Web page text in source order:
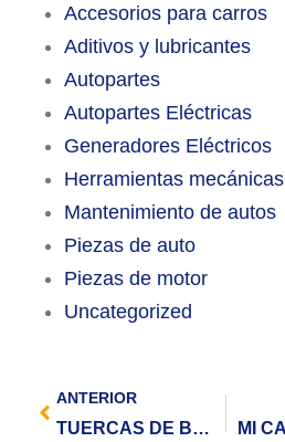
Accesorios para carros
Aditivos y lubricantes
Autopartes
Autopartes Eléctricas
Generadores Eléctricos
Herramientas mecánicas
Mantenimiento de autos
Piezas de auto
Piezas de motor
Uncategorized
ANTERIOR
TUERCAS DE BLOQUEO Y SISTEMAS TPMS PARA PROTEGER TUS RINES Y NEUMÁTICOS